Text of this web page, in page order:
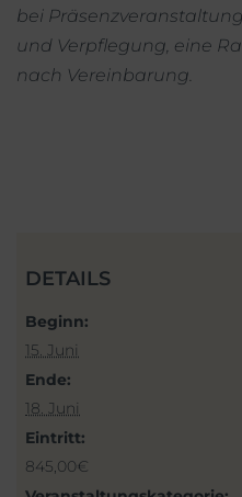
bei
und Verpflegung, eine
nach Vereinbarung.
DETAILS
Beginn:
15. Juni
Ende:
18. Juni
Eintritt:
845,00€